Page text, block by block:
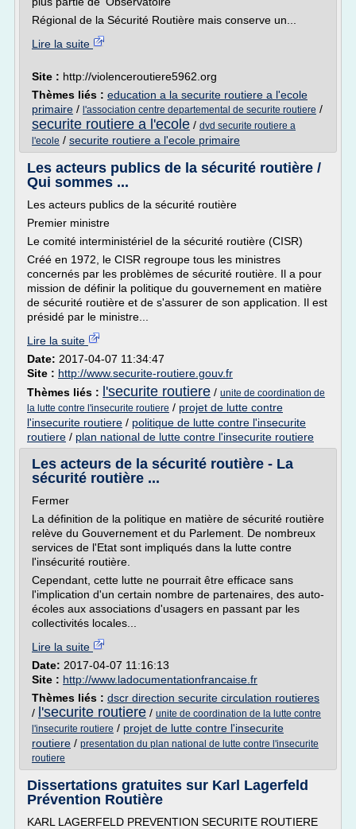
Régional de la Sécurité Routière mais conserve un...
Lire la suite
Site : http://violenceroutiere5962.org
Thèmes liés : education a la securite routiere a l'ecole
primaire / l'association centre departemental de securite routiere /
securite routiere a l'ecole / dvd securite routiere a
l'ecole / securite routiere a l'ecole primaire
Les acteurs publics de la sécurité routière /
Qui sommes ...
Les acteurs publics de la sécurité routière
Premier ministre
Le comité interministériel de la sécurité routière (CISR)
Créé en 1972, le CISR regroupe tous les ministres
concernés par les problèmes de sécurité routière. Il a pour
mission de définir la politique du gouvernement en matière
de sécurité routière et de s'assurer de son application. Il est
présidé par le ministre...
Lire la suite
Date: 2017-04-07 11:34:47
Site : http://www.securite-routiere.gouv.fr
Thèmes liés :
l'securite routiere / unite de coordination de
la lutte contre l'insecurite routiere / projet de lutte contre
l'insecurite routiere / politique de lutte contre l'insecurite
routiere / plan national de lutte contre l'insecurite routiere
Les acteurs de la sécurité routière - La
sécurité routière ...
Fermer
La définition de la politique en matière de sécurité routière
relève du Gouvernement et du Parlement. De nombreux
services de l'Etat sont impliqués dans la lutte contre
l'insécurité routière.
Cependant, cette lutte ne pourrait être efficace sans
l'implication d'un certain nombre de partenaires, des auto-
écoles aux associations d'usagers en passant par les
collectivités locales...
Lire la suite
Date: 2017-04-07 11:16:13
Site : http://www.ladocumentationfrancaise.fr
Thèmes liés : dscr direction securite circulation routieres
/ l'securite routiere / unite de coordination de la lutte contre
l'insecurite routiere / projet de lutte contre l'insecurite
routiere / presentation du plan national de lutte contre l'insecurite
routiere
Dissertations gratuites sur Karl Lagerfeld
Prévention Routière
KARL LAGERFELD PREVENTION SECURITE ROUTIERE